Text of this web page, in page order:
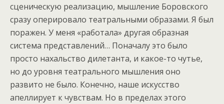
сценическую реализацию, мышление Боровского
сразу оперировало театральными образами. Я был
поражен. У меня «работала» другая образная
система представлений… Поначалу это было
просто нахальство дилетанта, и какое-то чутье,
но до уровня театрального мышления оно
развито не было. Конечно, наше искусство
апеллирует к чувствам. Но в пределах этого